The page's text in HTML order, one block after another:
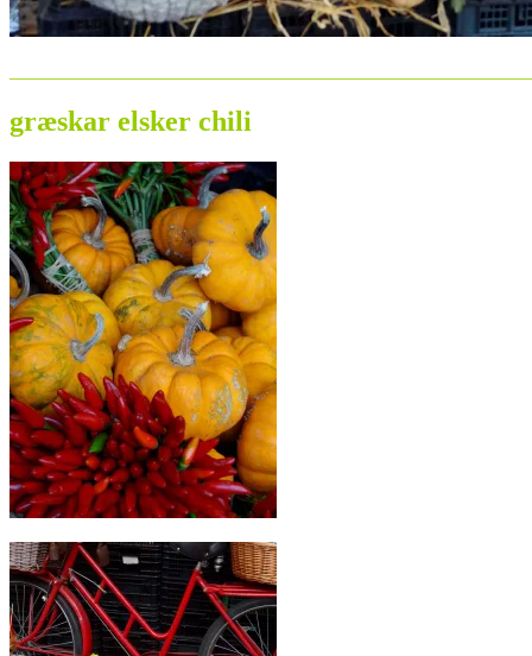
græskar elsker chili